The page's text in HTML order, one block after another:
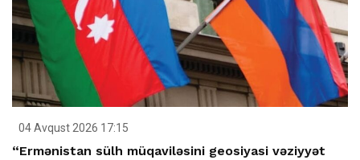
04 Avqust 2026 17:15
“Ermənistan sülh müqaviləsini geosiyasi vəziyyət